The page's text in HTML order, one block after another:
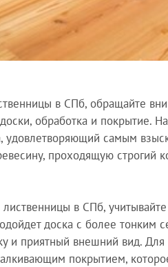
в СПб, обращайте
обработка и покрытие.
удовлетворяющий самым
проходящую строгий
в СПб,
доска с более тонким
и приятный внешний вид.
покрытием,